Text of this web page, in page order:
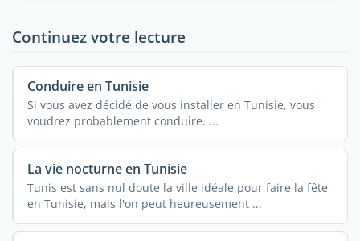
Continuez votre lecture
Conduire en Tunisie
Si vous avez décidé de vous installer en Tunisie, vous
voudrez probablement conduire. ...
La vie nocturne en Tunisie
Tunis est sans nul doute la ville idéale pour faire la fête
en Tunisie, mais l'on peut heureusement ...